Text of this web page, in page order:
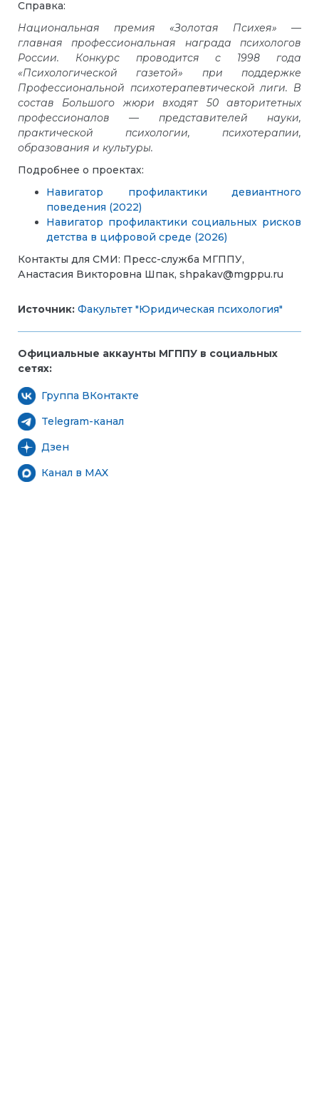
Справка:
Национальная премия «Золотая Психея» —
главная профессиональная награда психологов
России. Конкурс проводится с 1998 года
«Психологической газетой» при поддержке
Профессиональной психотерапевтической лиги. В
состав Большого жюри входят 50 авторитетных
профессионалов — представителей науки,
практической психологии, психотерапии,
образования и культуры.
Подробнее о проектах:
Навигатор профилактики девиантного
поведения (2022)
Навигатор профилактики социальных рисков
детства в цифровой среде (2026)
Контакты для СМИ: Пресс-служба МГППУ,
Анастасия Викторовна Шпак, shpakav@mgppu.ru
Источник: Факультет "Юридическая психология"
Официальные аккаунты МГППУ в социальных
сетях:
Группа ВКонтакте
Telegram-канал
Дзен
Канал в MAX